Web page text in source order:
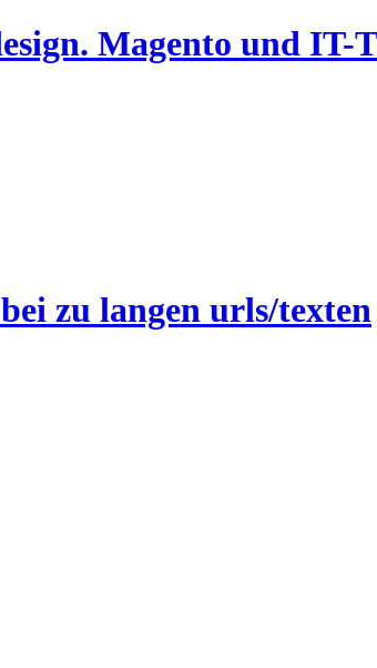
Magento und IT-
zu langen urls/texten